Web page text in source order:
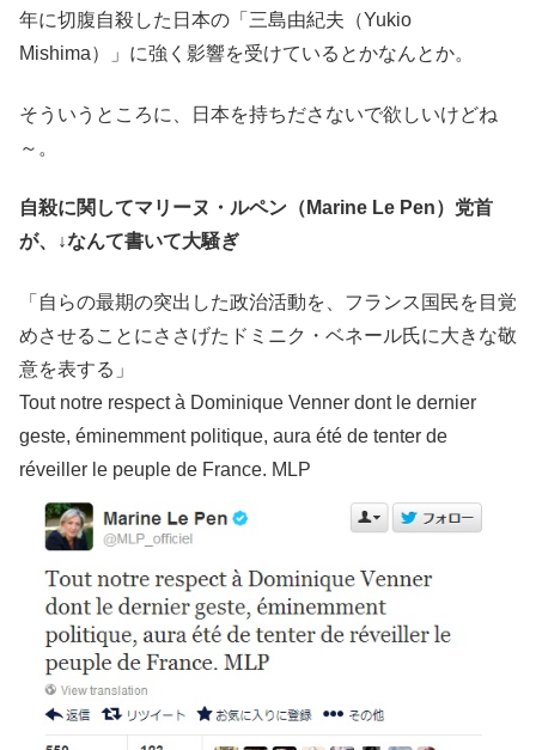
年に切腹自殺した日本の「三島由紀夫（Yukio
Mishima）」に強く影響を受けているとかなんとか。
そういうところに、日本を持ちださないで欲しいけどね
～。
自殺に関してマリーヌ・ルペン（Marine Le Pen）党首
が、↓なんて書いて大騒ぎ
「自らの最期の突出した政治活動を、フランス国民を目覚
めさせることにささげたドミニク・ベネール氏に大きな敬
意を表する」
Tout notre respect à Dominique Venner dont le dernier
geste, éminemment politique, aura été de tenter de
réveiller le peuple de France. MLP